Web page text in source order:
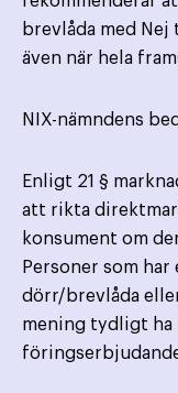
brevlåda med
även när hela
NIX-nämndens
Enligt 21 §
att rikta
konsument om
Personer som har
dörr/brevlåda
mening tydligt ha